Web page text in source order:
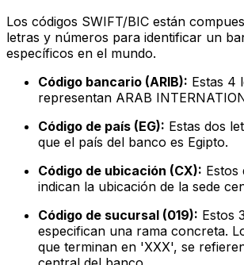
Los códigos SWIFT/BIC están
letras y números para identificar un
específicos en el mundo.
Código bancario (ARIB): Estas 4
representan ARAB
Código de país (EG): Estas dos
que el país del banco es Egipto.
Código de ubicación (CX): Estos
indican la ubicación de la sede
Código de sucursal (019): Estos
especifican una rama concreta.
que terminan en 'XXX', se